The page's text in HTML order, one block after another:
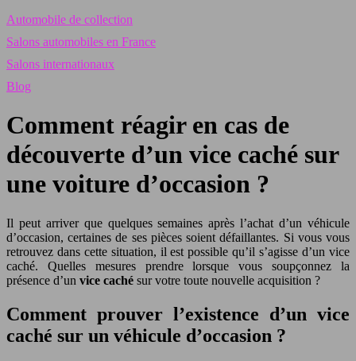
Automobile de collection
Salons automobiles en France
Salons internationaux
Blog
Comment réagir en cas de
découverte d’un vice caché sur
une voiture d’occasion ?
Il peut arriver que quelques semaines après l’achat d’un véhicule
d’occasion, certaines de ses pièces soient défaillantes. Si vous vous
retrouvez dans cette situation, il est possible qu’il s’agisse d’un vice
caché. Quelles mesures prendre lorsque vous soupçonnez la
présence d’un vice caché sur votre toute nouvelle acquisition ?
Comment prouver l’existence d’un vice
caché sur un véhicule d’occasion ?